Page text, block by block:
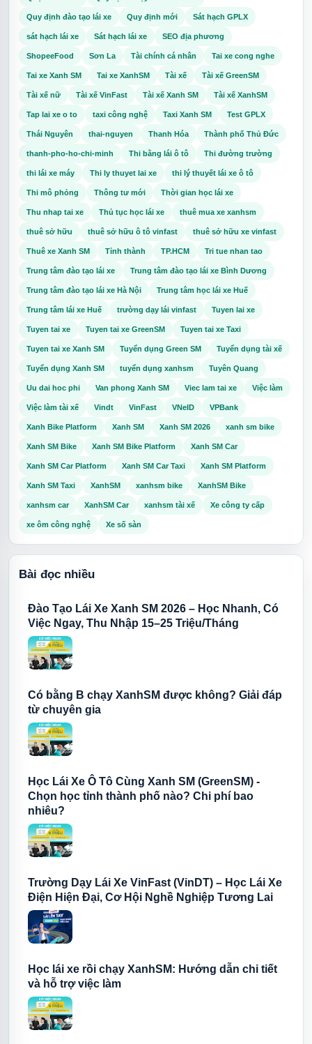
Nếu bạn đang tìm kiếm một công việc linh hoạt, thu nhập tốt và có
cơ hội phát triển lâu dài, hãy đăng ký tham gia chương trình học lái
hồ sơ và bắt đầu công việc trong thời gian sớm nhất.
Quy định đào tạo lái xe Quy định mới Sát hạch GPLX
sát hạch lái xe Sát hạch lái xe SEO địa phương
ShopeeFood Sơn La Tài chính cá nhân Tai xe cong nghe
Tai xe Xanh SM Tai xe XanhSM Tài xế Tài xế GreenSM
Tài xế nữ Tài xế VinFast Tài xế Xanh SM Tài xế XanhSM
Tap lai xe o to taxi công nghệ Taxi Xanh SM Test GPLX
Thái Nguyên thai-nguyen Thanh Hóa Thành phố Thủ Đức
thanh-pho-ho-chi-minh Thi bằng lái ô tô Thi đường trường
thi lái xe máy Thi ly thuyet lai xe thi lý thuyết lái xe ô tô
Thi mô phỏng Thông tư mới Thời gian học lái xe
Thu nhap tai xe Thủ tục học lái xe thuê mua xe xanhsm
thuê sở hữu thuê sở hữu ô tô vinfast thuê sở hữu xe vinfast
Thuê xe Xanh SM Tỉnh thành TP.HCM Tri tue nhan tao
Trung tâm đào tạo lái xe Trung tâm đào tạo lái xe Bình Dương
Trung tâm đào tạo lái xe Hà Nội Trung tâm học lái xe Huế
Trung tâm lái xe Huế trường dạy lái vinfast Tuyen lai xe
Tuyen tai xe Tuyen tai xe GreenSM Tuyen tai xe Taxi
Tuyen tai xe Xanh SM Tuyển dụng Green SM Tuyển dụng tài xế
Tuyển dụng Xanh SM tuyển dụng xanhsm Tuyên Quang
Uu dai hoc phi Van phong Xanh SM Viec lam tai xe Việc làm
Việc làm tài xế Vindt VinFast VNeID VPBank
Xanh Bike Platform Xanh SM Xanh SM 2026 xanh sm bike
Xanh SM Bike Xanh SM Bike Platform Xanh SM Car
Xanh SM Car Platform Xanh SM Car Taxi Xanh SM Platform
Xanh SM Taxi XanhSM xanhsm bike XanhSM Bike
xanhsm car XanhSM Car xanhsm tài xế Xe công ty cấp
xe ôm công nghệ Xe số sàn
Bài đọc nhiều
Đào Tạo Lái Xe Xanh SM 2026 – Học Nhanh, Có
Việc Ngay, Thu Nhập 15–25 Triệu/Tháng
Có bằng B chạy XanhSM được không? Giải đáp
từ chuyên gia
Học Lái Xe Ô Tô Cùng Xanh SM (GreenSM) -
Chọn học tỉnh thành phố nào? Chi phí bao
nhiêu?
Trường Dạy Lái Xe VinFast (VinDT) – Học Lái Xe
Điện Hiện Đại, Cơ Hội Nghề Nghiệp Tương Lai
Học lái xe rồi chạy XanhSM: Hướng dẫn chi tiết
và hỗ trợ việc làm